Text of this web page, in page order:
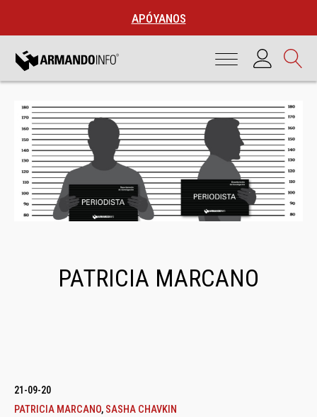
APÓYANOS
PATRICIA MARCANO
21-09-20
PATRICIA MARCANO, SASHA CHAVKIN